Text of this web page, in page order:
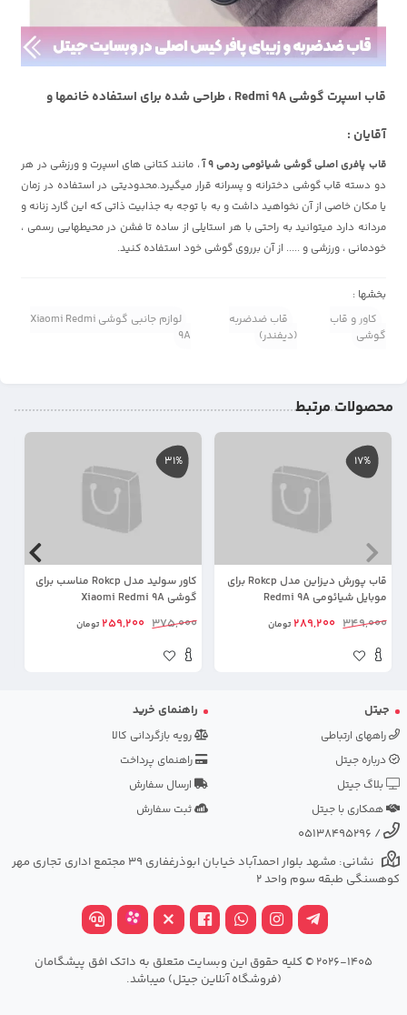
قاب اسپرت گوشی Redmi 9A ، طراحی شده برای استفاده خانمها و
آقایان :
قاب پافری اصلی گوشی شیائومی ردمی 9 آ
، مانند کتانی های اسپرت و ورزشی در هر
دو دسته قاب گوشی دخترانه و پسرانه قرار میگیرد.محدودیتی در استفاده در زمان
یا مکان خاصی از آن نخواهید داشت و به با توجه به جذابیت ذاتی که این گارد زنانه و
مردانه دارد میتوانید به راحتی با هر استایلی از ساده تا فشن در محیطهایی رسمی ،
خودمانی ، ورزشی و ..... از آن برروی گوشی خود استفاده کنید.
بخشها :
کاور و قاب
گوشی
قاب ضدضربه
(دیفندر)
لوازم جانبی گوشی Xiaomi Redmi
9A
محصولات مرتبط
17%
قاب پورش دیزاین مدل Rokcp برای
موبایل شیائومی Redmi 9A
349,000
289,200تومان
31%
کاور سولید مدل Rokcp مناسب برای
گوشی Xiaomi Redmi 9A
375,000
259,200تومان
جیتل
راههای ارتباطی
درباره جیتل
بلاگ جیتل
همکاری با جیتل
راهنمای خرید
رویه بازگردانی کالا
راهنمای پرداخت
ارسال سفارش
ثبت سفارش
/
05138495296
نشانی: مشهد بلوار احمدآباد خیابان ابوذرغفاری 39 مجتمع اداری تجاری مهر
کوهسنگی طبقه سوم واحد 2
2026-1405 © کلیه حقوق این وبسایت متعلق به داتک افق پیشگامان
(فروشگاه آنلاین جیتل) میباشد.